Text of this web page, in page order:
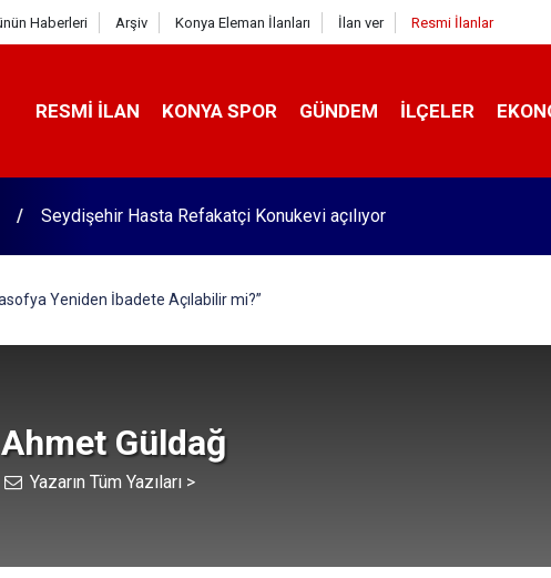
Haberleri Arşiv Konya Eleman İlanları İlan ver Resmi İlanlar
RESMI İLAN KONYA SPOR GÜNDEM İLÇELER
Seydişehir Hasta Refakatçi Konukevi açılıyor
Yeniden İbadete Açılabilir mi?”
Ahmet Güldağ
Yazarın Tüm Yazıları >